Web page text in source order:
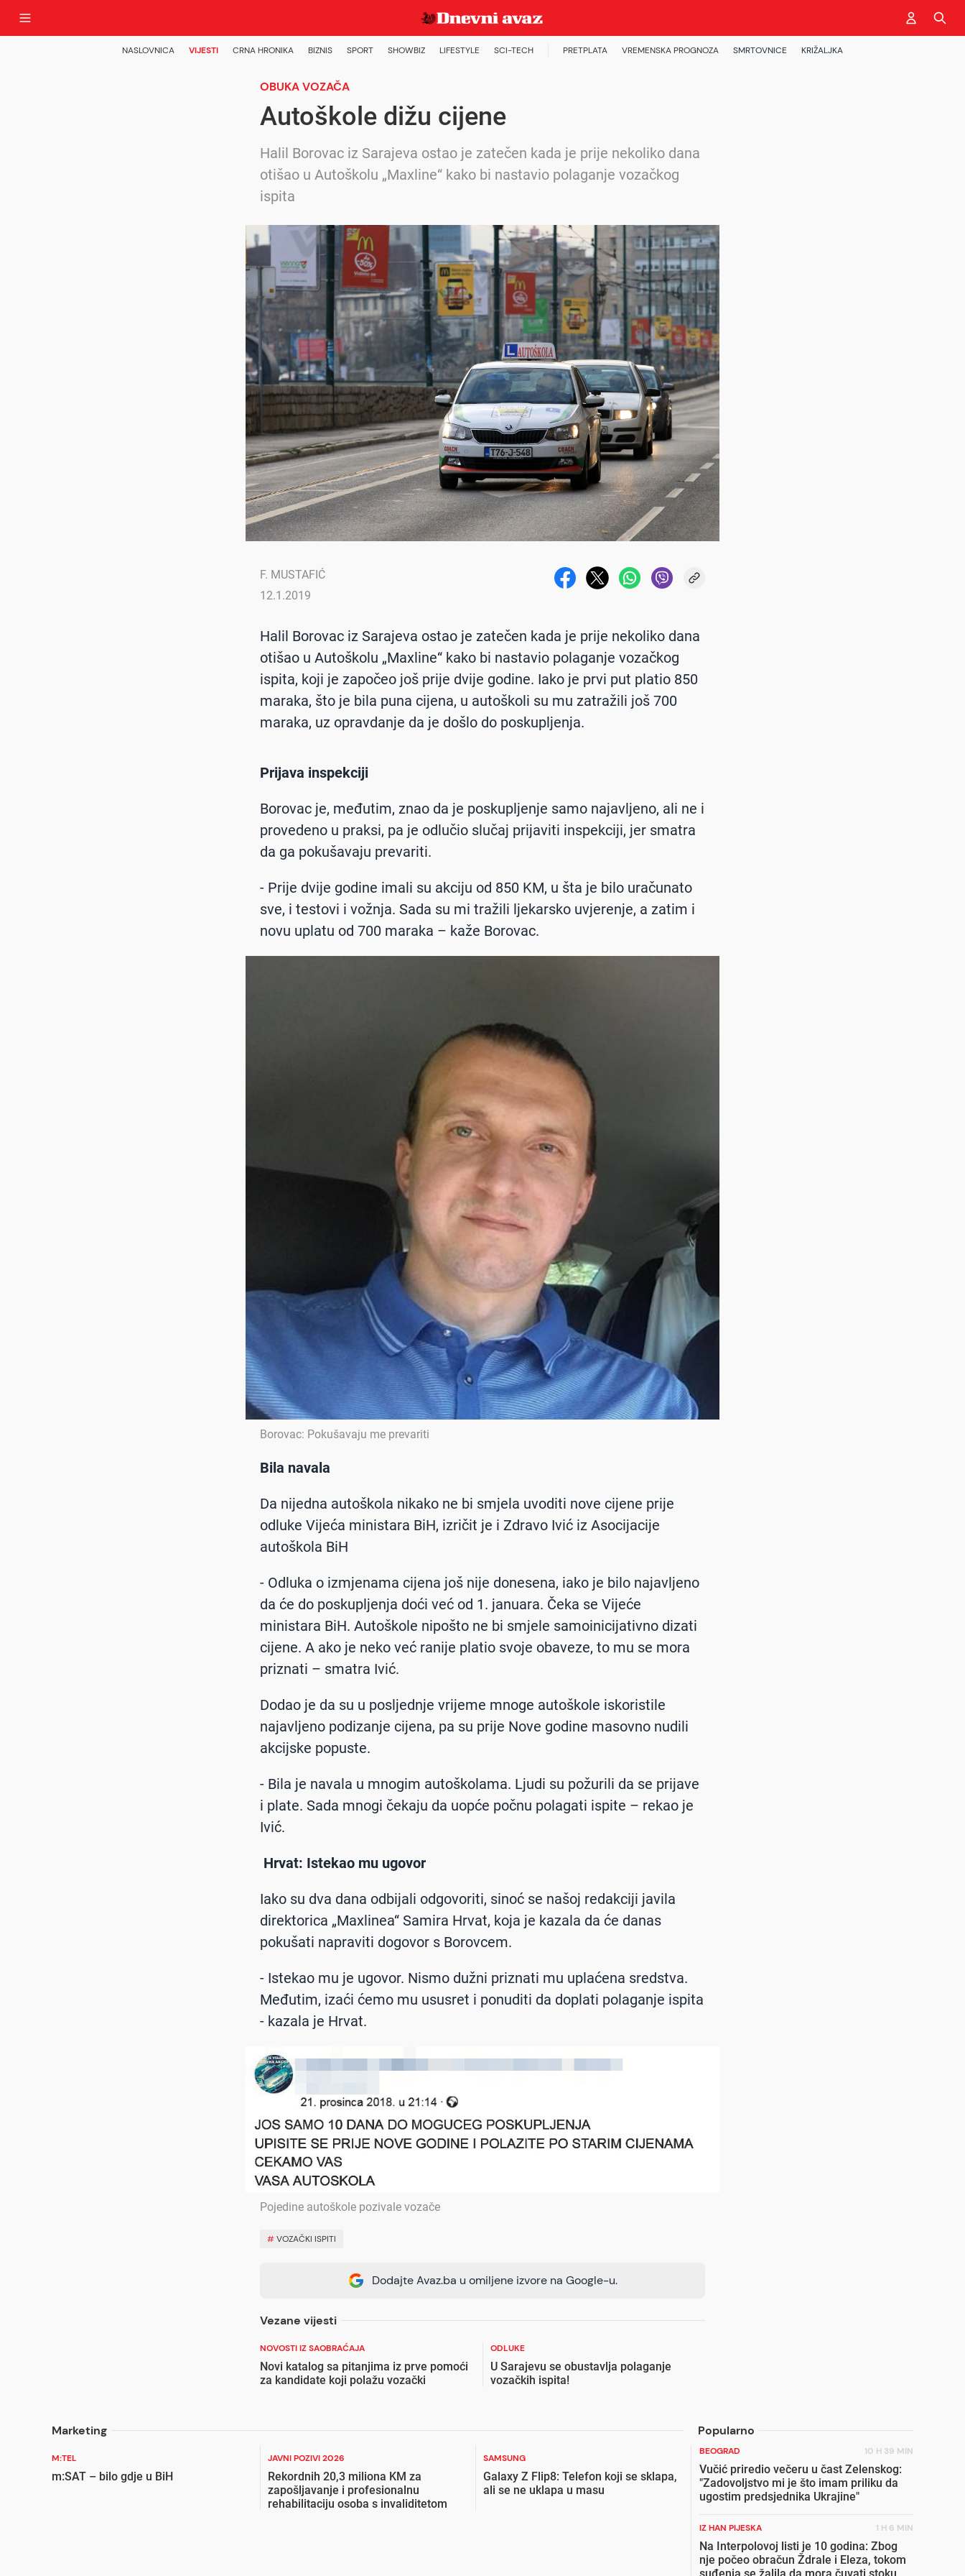
NASLOVNICA VIJESTI CRNA HRONIKA BIZNIS SPORT SHOWBIZ LIFESTYLE SCI-TECH PRETPLATA VREMENSKA PROGNOZA SMRTOVNICE KRIŽALJKA
OBUKA VOZAČA
Autoškole dižu cijene
Halil Borovac iz Sarajeva ostao je zatečen kada je prije nekoliko dana
otišao u Autoškolu „Maxline“ kako bi nastavio polaganje vozačkog
ispita
F. MUSTAFIĆ
12.1.2019
Halil Borovac iz Sarajeva ostao je zatečen kada je prije nekoliko dana
otišao u Autoškolu „Maxline“ kako bi nastavio polaganje vozačkog
ispita, koji je započeo još prije dvije godine. Iako je prvi put platio 850
maraka, što je bila puna cijena, u autoškoli su mu zatražili još 700
maraka, uz opravdanje da je došlo do poskupljenja.
Prijava inspekciji
Borovac je, međutim, znao da je poskupljenje samo najavljeno, ali ne i
provedeno u praksi, pa je odlučio slučaj prijaviti inspekciji, jer smatra
da ga pokušavaju prevariti.
- Prije dvije godine imali su akciju od 850 KM, u šta je bilo uračunato
sve, i testovi i vožnja. Sada su mi tražili ljekarsko uvjerenje, a zatim i
novu uplatu od 700 maraka – kaže Borovac.
Borovac: Pokušavaju me prevariti
Bila navala
Da nijedna autoškola nikako ne bi smjela uvoditi nove cijene prije
odluke Vijeća ministara BiH, izričit je i Zdravo Ivić iz Asocijacije
autoškola BiH
- Odluka o izmjenama cijena još nije donesena, iako je bilo najavljeno
da će do poskupljenja doći već od 1. januara. Čeka se Vijeće
ministara BiH. Autoškole nipošto ne bi smjele samoinicijativno dizati
cijene. A ako je neko već ranije platio svoje obaveze, to mu se mora
priznati – smatra Ivić.
Dodao je da su u posljednje vrijeme mnoge autoškole iskoristile
najavljeno podizanje cijena, pa su prije Nove godine masovno nudili
akcijske popuste.
- Bila je navala u mnogim autoškolama. Ljudi su požurili da se prijave
i plate. Sada mnogi čekaju da uopće počnu polagati ispite – rekao je
Ivić.
Hrvat: Istekao mu ugovor
Iako su dva dana odbijali odgovoriti, sinoć se našoj redakciji javila
direktorica „Maxlinea“ Samira Hrvat, koja je kazala da će danas
pokušati napraviti dogovor s Borovcem.
- Istekao mu je ugovor. Nismo dužni priznati mu uplaćena sredstva.
Međutim, izaći ćemo mu ususret i ponuditi da doplati polaganje ispita
- kazala je Hrvat.
Pojedine autoškole pozivale vozače
#VOZAČKI ISPITI
Dodajte Avaz.ba u omiljene izvore na Google-u.
Vezane vijesti
NOVOSTI IZ SAOBRAĆAJA
Novi katalog sa pitanjima iz prve pomoći
za kandidate koji polažu vozački
ODLUKE
U Sarajevu se obustavlja polaganje
vozačkih ispita!
Marketing Popularno
M:TEL
m:SAT – bilo gdje u BiH
JAVNI POZIVI 2026
Rekordnih 20,3 miliona KM za
zapošljavanje i profesionalnu
rehabilitaciju osoba s invaliditetom
SAMSUNG
Galaxy Z Flip8: Telefon koji se sklapa,
ali se ne uklapa u masu
BEOGRAD 10 H 39 MIN
Vučić priredio večeru u čast Zelenskog:
"Zadovoljstvo mi je što imam priliku da
ugostim predsjednika Ukrajine"
IZ HAN PIJESKA 1 H 6 MIN
Na Interpolovoj listi je 10 godina: Zbog
nje počeo obračun Ždrale i Eleza, tokom
suđenja se žalila da mora čuvati stoku,